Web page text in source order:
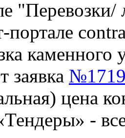
портале
каменного
заявка
цена
-